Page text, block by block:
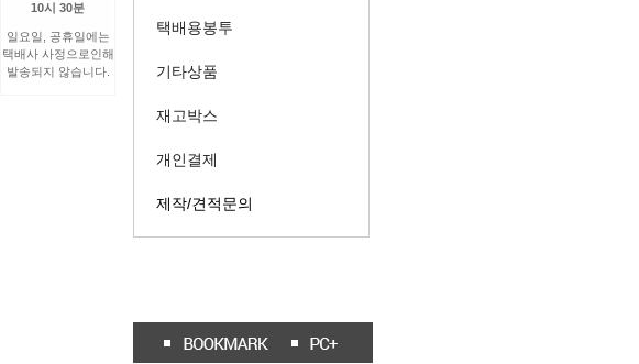
10시 30분
일요일, 공휴일에는
택배사 사정으로인해
발송되지 않습니다.
택배용봉투
기타상품
재고박스
개인결제
제작/견적문의